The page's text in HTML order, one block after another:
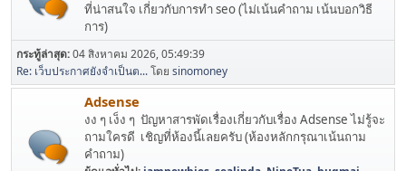
ที่น่าสนใจ เกี่ยวกับการทำ seo (ไม่เน้นคำถาม เน้นบอกวิธี
การ)
กระทู้ล่าสุด:04 สิงหาคม 2026, 05:49:39
Re: เว็บประกาศยังจำเป็นต...โดย sinomoney
Adsense
งง ๆ เง็ง ๆ ปัญหาสารพัดเรื่องเกี่ยวกับเรื่อง Adsense ไม่รู้จะ
ถามใครดี เชิญที่ห้องนี้เลยครับ (ห้องหลักกรุณาเน้นถาม
คำถาม)